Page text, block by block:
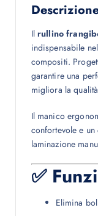
Ilrullino
indispensabile
compositi.
garantire una
migliora la
Il manico
confortevole e
laminazione
✅
Elimina